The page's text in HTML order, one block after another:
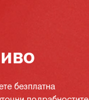
безплатна